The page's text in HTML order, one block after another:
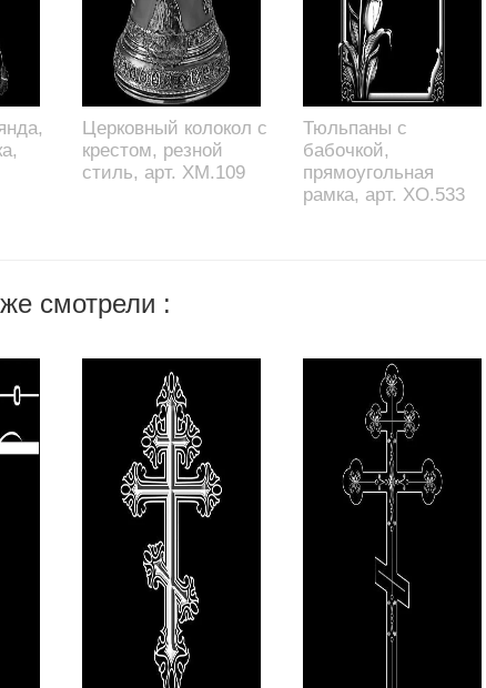
Церковный колокол с
крестом, резной
стиль, арт. XM.109
Тюльпаны с
бабочкой,
прямоугольная
рамка, арт. XO.533
смотрели :